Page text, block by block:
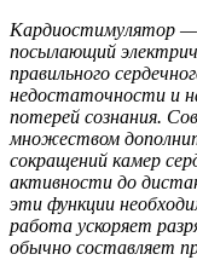
Кардиостимулятор
посылающий
правильного
недостаточности и
потерей сознания.
множеством
сокращений камер
активности до
эти функции
работа ускоряет
обычно составляет